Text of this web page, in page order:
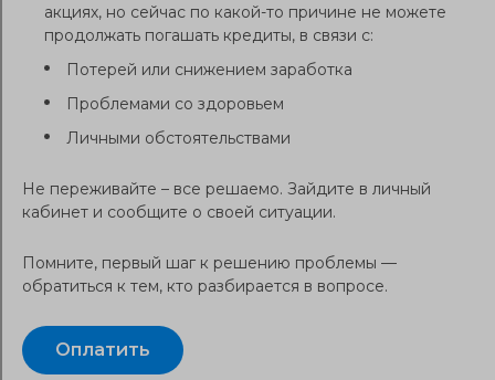
акциях, но сейчас по какой-то причине не можете
продолжать погашать кредиты, в связи с:
Потерей или снижением заработка
Проблемами со здоровьем
Личными обстоятельствами
Не переживайте – все решаемо. Зайдите в личный
кабинет и сообщите о своей ситуации.
Помните, первый шаг к решению проблемы —
обратиться к тем, кто разбирается в вопросе.
Оплатить